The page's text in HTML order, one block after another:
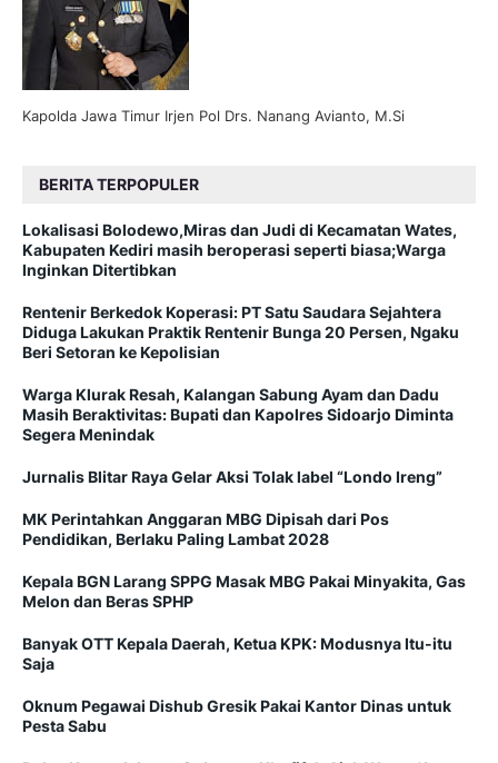
Kapolda Jawa Timur Irjen Pol Drs. Nanang Avianto, M.Si
BERITA TERPOPULER
Lokalisasi Bolodewo,Miras dan Judi di Kecamatan Wates,
Kabupaten Kediri masih beroperasi seperti biasa;Warga
Inginkan Ditertibkan
Rentenir Berkedok Koperasi: PT Satu Saudara Sejahtera
Diduga Lakukan Praktik Rentenir Bunga 20 Persen, Ngaku
Beri Setoran ke Kepolisian
Warga Klurak Resah, Kalangan Sabung Ayam dan Dadu
Masih Beraktivitas: Bupati dan Kapolres Sidoarjo Diminta
Segera Menindak
Jurnalis Blitar Raya Gelar Aksi Tolak label “Londo Ireng”
MK Perintahkan Anggaran MBG Dipisah dari Pos
Pendidikan, Berlaku Paling Lambat 2028
Kepala BGN Larang SPPG Masak MBG Pakai Minyakita, Gas
Melon dan Beras SPHP
Banyak OTT Kepala Daerah, Ketua KPK: Modusnya Itu-itu
Saja
Oknum Pegawai Dishub Gresik Pakai Kantor Dinas untuk
Pesta Sabu